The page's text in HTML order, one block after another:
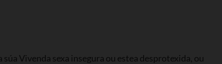
Vivenda sexa insegura ou estea desprotexida, ou